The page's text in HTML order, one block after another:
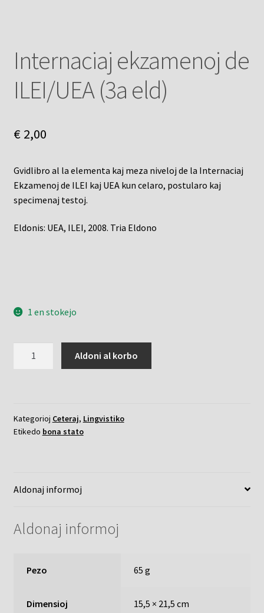
Internaciaj ekzamenoj de
ILEI/UEA (3a eld)
€2,00
Gvidlibro al la elementa kaj meza niveloj de la Internaciaj
Ekzamenoj de ILEI kaj UEA kun celaro, postularo kaj
specimenaj testoj.
Eldonis: UEA, ILEI, 2008. Tria Eldono
1 en stokejo
eld)
kvanto
Aldoni al korbo
Kategorioj Ceteraj, Lingvistiko
Etikedo bona stato
Aldonaj informoj
Aldonaj informoj
Pezo 65 g
Dimensioj 15,5 × 21,5 cm